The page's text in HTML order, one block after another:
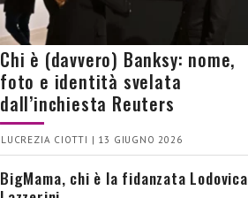
Chi è (davvero) Banksy: nome,
foto e identità svelata
dall’inchiesta Reuters
LUCREZIA CIOTTI | 13 GIUGNO 2026
BigMama, chi è la fidanzata Lodovica